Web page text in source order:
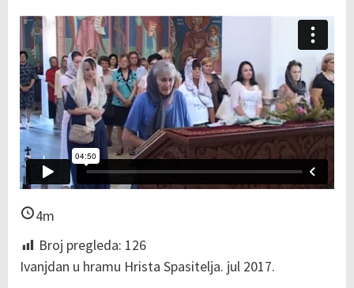
4m
Broj pregleda: 126
Ivanjdan u hramu Hrista Spasitelja. jul 2017.